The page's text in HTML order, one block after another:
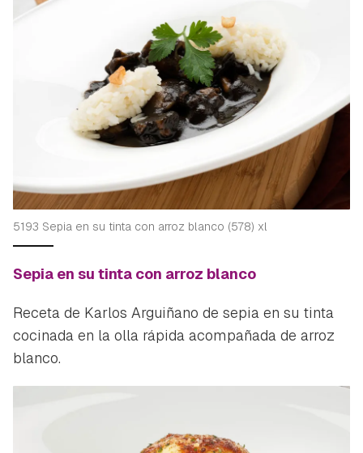
5193 Sepia en su tinta con arroz blanco (578) xl
Sepia en su tinta con arroz blanco
Receta de Karlos Arguiñano de sepia en su tinta
cocinada en la olla rápida acompañada de arroz
blanco.